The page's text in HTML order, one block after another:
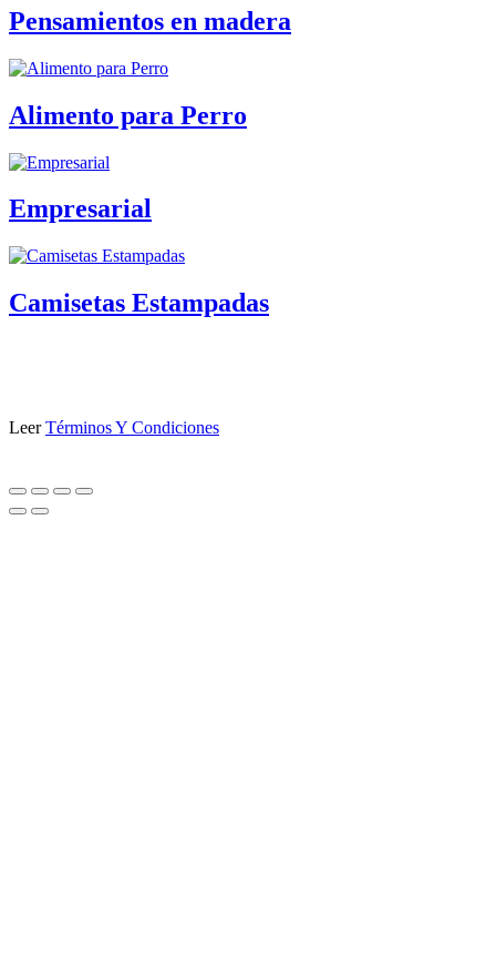
Pensamientos en madera
Alimento para Perro
Empresarial
Camisetas Estampadas
LeerTérminos Y Condiciones